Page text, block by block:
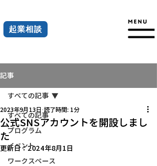
起業相談
記事
すべての記事
プログラム
イベント
ワークスペース
すべての記事
公式SNSアカウントを開設しまし
た
2023年9月13日 読了時間: 1分
更新日：2024年8月1日